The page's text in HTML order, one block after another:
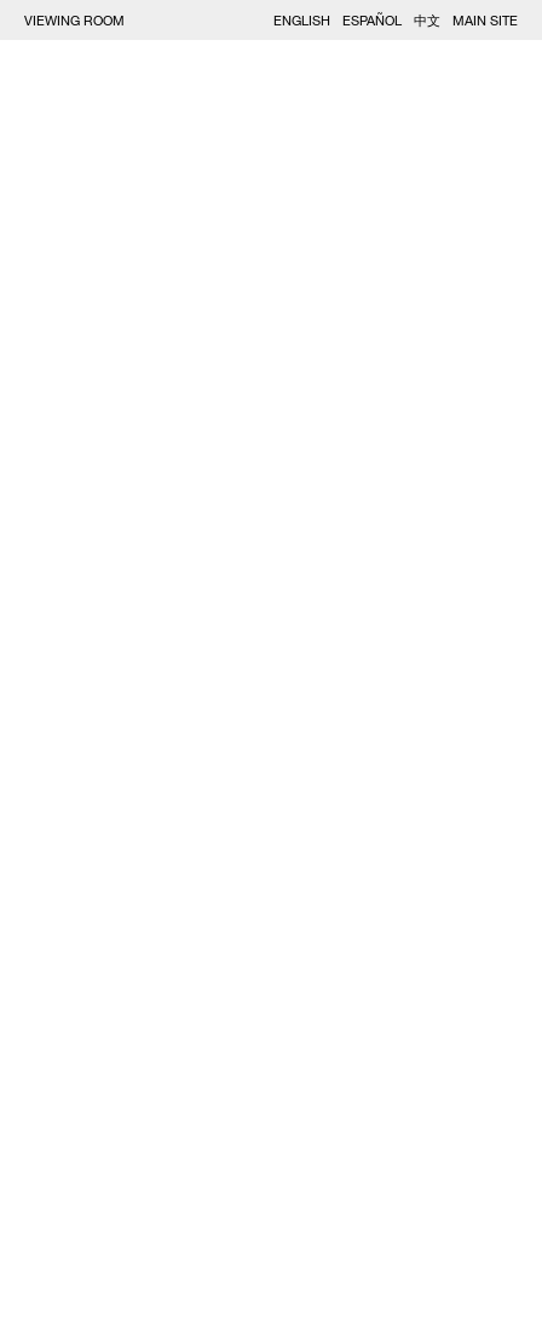
VIEWING ROOM MAIN SITE
ENGLISH ESPAÑOL 中文